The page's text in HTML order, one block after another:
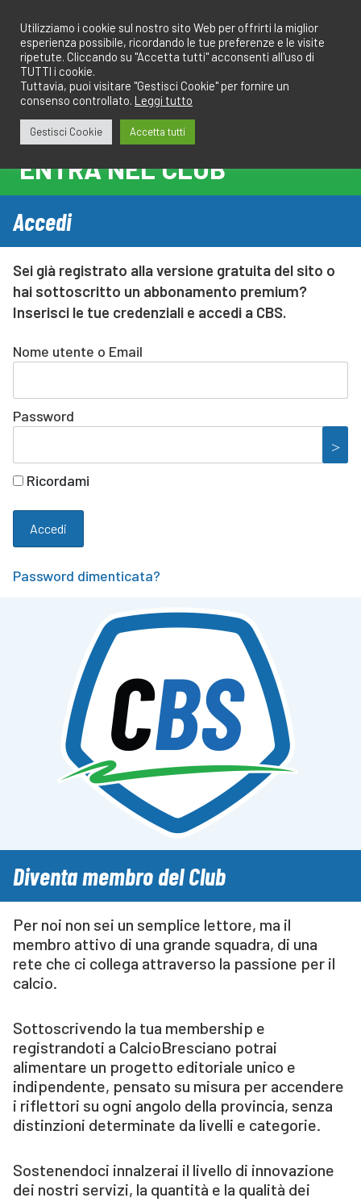
contenuto
ENTRA NEL CLUB
Accedi
Sei già registrato alla versione gratuita del sito o
hai sottoscritto un abbonamento premium?
Inserisci le tue credenziali e accedi a CBS.
Nome utente o Email
Password
Ricordami
Password dimenticata?
Diventa membro del Club
Per noi non sei un semplice lettore, ma il
membro attivo di una grande squadra, di una
rete che ci collega attraverso la passione per il
calcio.
Sottoscrivendo la tua membership e
registrandoti a CalcioBresciano potrai
alimentare un progetto editoriale unico e
indipendente, pensato su misura per accendere
i riflettori su ogni angolo della provincia, senza
distinzioni determinate da livelli e categorie.
Sostenendoci innalzerai il livello di innovazione
dei nostri servizi, la quantità e la qualità dei
Utilizziamo i cookie sul nostro sito Web per offrirti la miglior
esperienza possibile, ricordando le tue preferenze e le visite
ripetute. Cliccando su "Accetta tutti" acconsenti all'uso di
TUTTI i cookie.
Tuttavia, puoi visitare "Gestisci Cookie" per fornire un
consenso controllato. Leggi tutto
Gestisci Cookie Accetta tutti